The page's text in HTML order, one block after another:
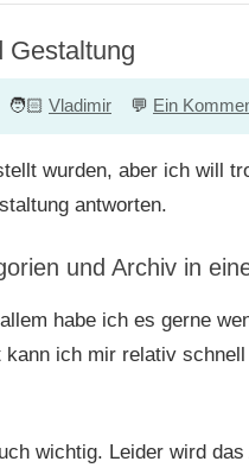
Gestaltung
Vladimir Ein
wurden, aber ich will
antworten.
und Archiv in
habe ich es gerne
ich mir relativ
wichtig. Leider wird